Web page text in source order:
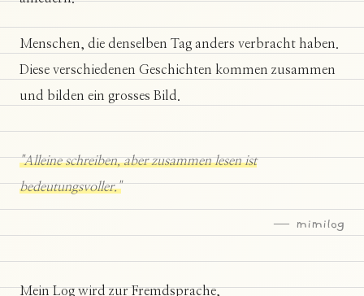
Menschen, die denselben Tag anders verbracht haben.
Diese verschiedenen Geschichten kommen zusammen
und bilden ein grosses Bild.
"Alleine schreiben, aber zusammen lesen ist
bedeutungsvoller."
— mimilog
Mein Log wird zur Fremdsprache,